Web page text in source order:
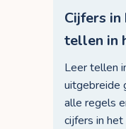
Cijfers in
tellen in
Leer tellen
uitgebreide
alle regels
cijfers in